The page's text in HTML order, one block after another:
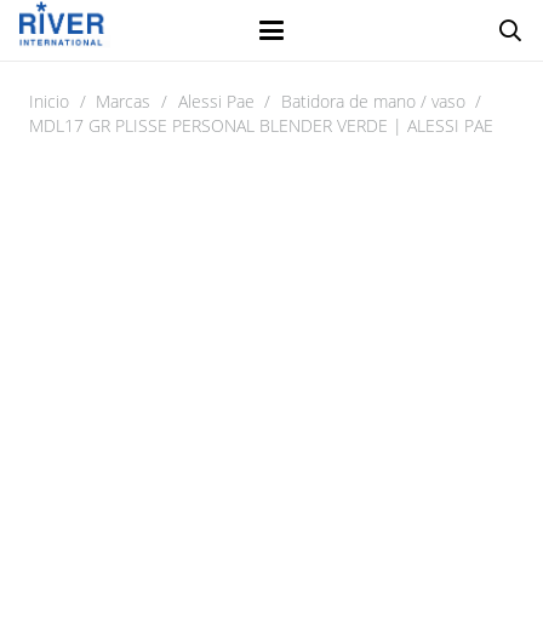
Inicio / Marcas / Alessi Pae / Batidora de mano / vaso /
MDL17 GR PLISSE PERSONAL BLENDER VERDE | ALESSI PAE